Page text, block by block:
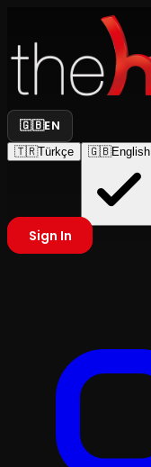
🇬🇧EN
🇹🇷Türkçe 🇬🇧English
Sign In